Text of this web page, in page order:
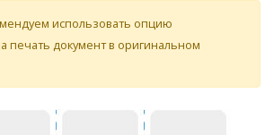
использовать опцию
печать документ в оригинальном